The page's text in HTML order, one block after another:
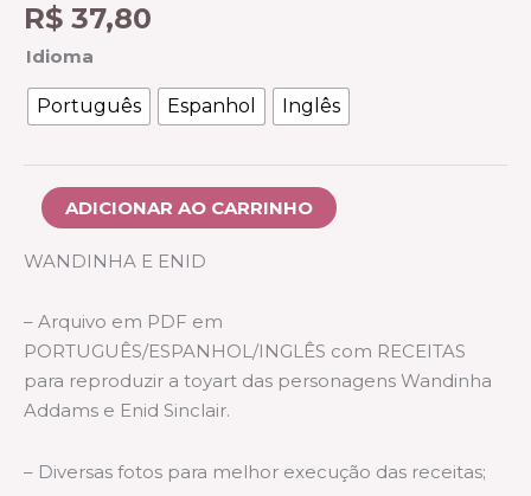
R$ 37,80
Idioma
Português Espanhol Inglês
ADICIONAR AO CARRINHO
WANDINHA E ENID
– Arquivo em PDF em
PORTUGUÊS/ESPANHOL/INGLÊS com RECEITAS
para reproduzir a toyart das personagens Wandinha
Addams e Enid Sinclair.
– Diversas fotos para melhor execução das receitas;